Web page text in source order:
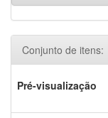
Conjunto de itens:
Pré-visualização